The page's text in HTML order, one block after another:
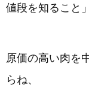
値段を知ること
原価の高い肉を
らね、